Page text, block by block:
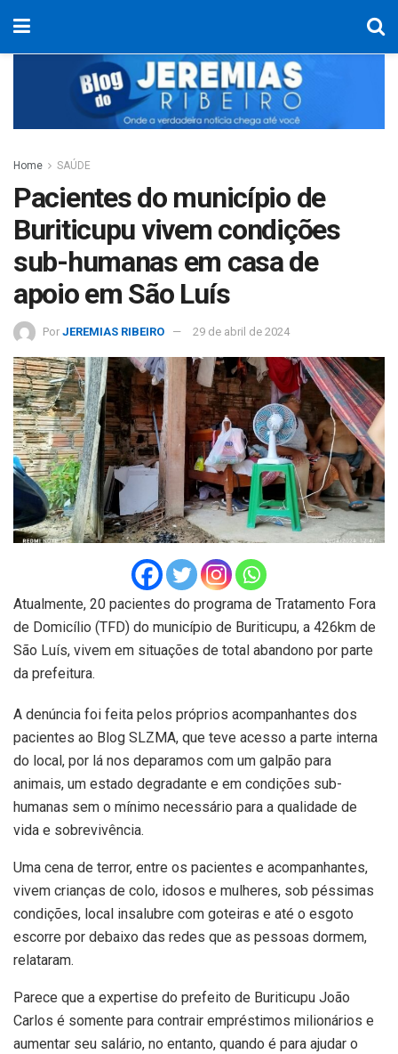
Home SAÚDE
Pacientes do município de
Buriticupu vivem condições
sub-humanas em casa de
apoio em São Luís
Por JEREMIAS RIBEIRO 29 de abril de 2024
Atualmente, 20 pacientes do programa de Tratamento Fora
de Domicílio (TFD) do município de Buriticupu, a 426km de
São Luís, vivem em situações de total abandono por parte
da prefeitura.
A denúncia foi feita pelos próprios acompanhantes dos
pacientes ao Blog SLZMA, que teve acesso a parte interna
do local, por lá nos deparamos com um galpão para
animais, um estado degradante e em condições sub-
humanas sem o mínimo necessário para a qualidade de
vida e sobrevivência.
Uma cena de terror, entre os pacientes e acompanhantes,
vivem crianças de colo, idosos e mulheres, sob péssimas
condições, local insalubre com goteiras e até o esgoto
escorre por debaixo das redes que as pessoas dormem,
relataram.
Parece que a expertise do prefeito de Buriticupu João
Carlos é somente para contrair empréstimos milionários e
aumentar seu salário, no entanto, quando é para ajudar o